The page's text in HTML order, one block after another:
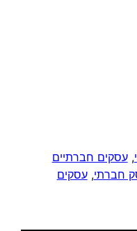
, עסקים חברתיים
חברתי, עסקים